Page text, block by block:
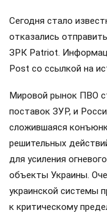
Сегодня стало
отказались
ЗРК Patriot.
Post со ссылкой на
Мировой рынок ПВО
поставок ЗУР, и
сложившаяся
решительных
для усиления
объекты Украины.
украинской системы
к критическому